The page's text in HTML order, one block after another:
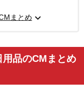
まとめ expand_more
品のCMまとめ